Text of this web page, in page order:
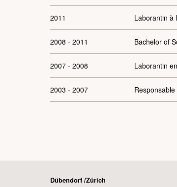
2011 Laborantin à
2008 - 2011 Bachelor of
2007 - 2008 Laborantin
2003 - 2007 Responsable
Dübendorf /Zürich